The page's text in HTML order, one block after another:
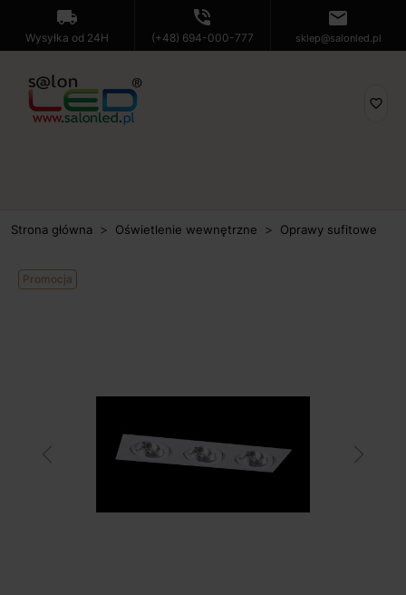
local_shipping
Wysyłka od 24H
phone_in_talk
(+48) 694-000-777
mail
sklep@salonled.pl
favorite_border
Strona główna Oświetlenie wewnętrzne Oprawy sufitowe
Promocja